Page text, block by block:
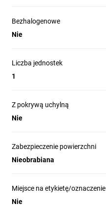
Bezhalogenowe
Nie
Liczba jednostek
1
Z pokrywą uchylną
Nie
Zabezpieczenie powierzchni
Nieobrabiana
Miejsce na etykietę/oznaczenie
Nie